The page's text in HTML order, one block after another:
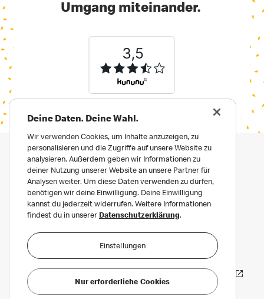
Umgang miteinander.
Impressum
Datenschutz für Bewerber:innen
Häufige Fragen
Erklärung zur Barrierefreiheit
Deine Daten. Deine Wahl.
Wir verwenden Cookies, um Inhalte anzuzeigen, zu
personalisieren und die Zugriffe auf unsere Website zu
analysieren. Außerdem geben wir Informationen zu
deiner Nutzung unserer Website an unsere Partner für
Analysen weiter. Um diese Daten verwenden zu dürfen,
benötigen wir deine Einwilligung. Deine Einwilligung
kannst du jederzeit widerrufen. Weitere Informationen
findest du in unserer Datenschutzerklärung.
Einstellungen
Nur erforderliche Cookies